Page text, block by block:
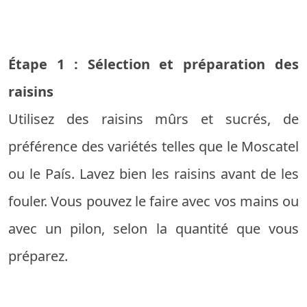
Étape 1 : Sélection et préparation des
raisins
Utilisez des raisins mûrs et sucrés, de
préférence des variétés telles que le Moscatel
ou le País. Lavez bien les raisins avant de les
fouler. Vous pouvez le faire avec vos mains ou
avec un pilon, selon la quantité que vous
préparez.